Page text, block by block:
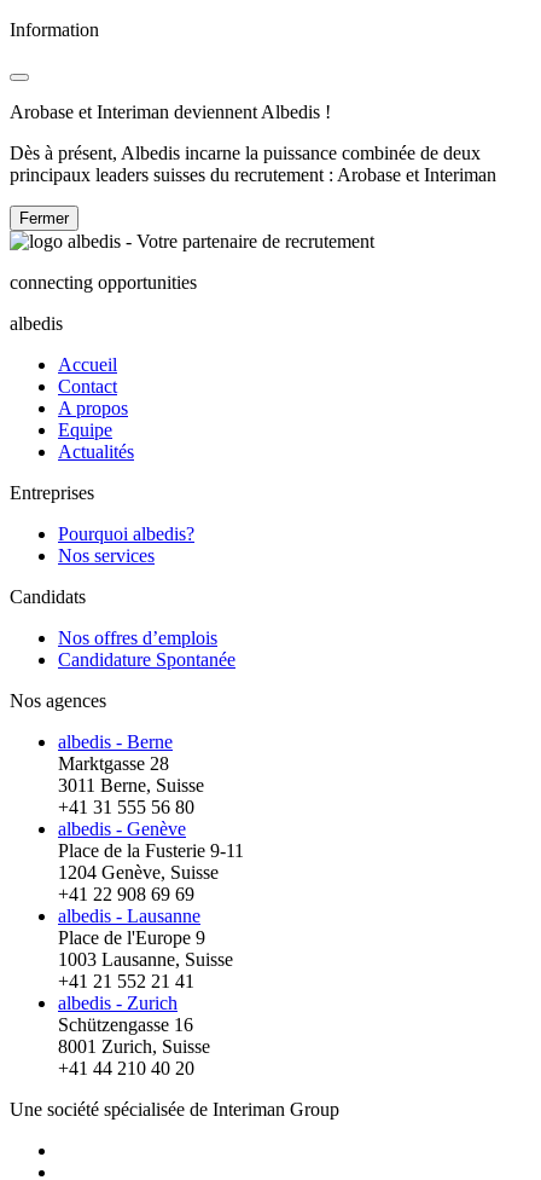
Information
Arobase et Interiman deviennent Albedis !
Dès à présent, Albedis incarne la puissance combinée de deux
principaux leaders suisses du recrutement : Arobase et Interiman
Fermer
connecting opportunities
albedis
Accueil
Contact
A propos
Equipe
Actualités
Entreprises
Pourquoi albedis?
Nos services
Candidats
Nos offres d’emplois
Candidature Spontanée
Nos agences
albedis - Berne
Marktgasse 28
3011 Berne, Suisse
+41 31 555 56 80
albedis - Genève
Place de la Fusterie 9-11
1204 Genève, Suisse
+41 22 908 69 69
albedis - Lausanne
Place de l'Europe 9
1003 Lausanne, Suisse
+41 21 552 21 41
albedis - Zurich
Schützengasse 16
8001 Zurich, Suisse
+41 44 210 40 20
Une société spécialisée de Interiman Group